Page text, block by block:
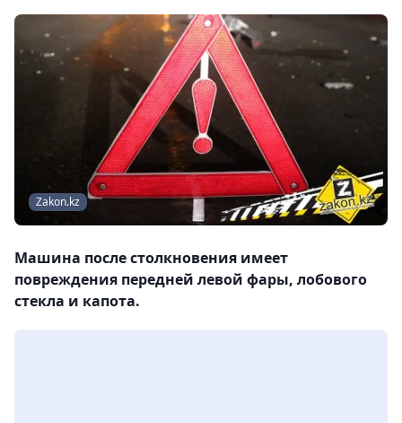
Zakon.kz
Машина после столкновения имеет
повреждения передней левой фары, лобового
стекла и капота.